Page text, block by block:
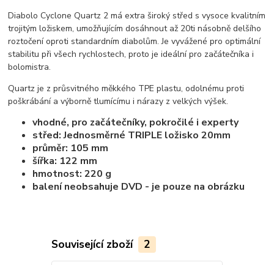
Diabolo Cyclone Quartz 2 má extra široký střed s vysoce kvalitním
trojitým ložiskem, umožňujícím dosáhnout až 20ti násobně delšího
roztočení oproti standardním diabolům. Je vyvážené pro optimální
stabilitu při všech rychlostech, proto je ideální pro začátečníka i
bolomistra.
Quartz je z průsvitného měkkého TPE plastu, odolnému proti
poškrábání a výborně tlumícímu i nárazy z velkých výšek.
vhodné, pro začátečníky, pokročilé i experty
střed: Jednosměrné TRIPLE ložisko 20mm
průměr: 105 mm
šířka: 122 mm
hmotnost: 220 g
balení neobsahuje DVD - je pouze na obrázku
Související zboží 2